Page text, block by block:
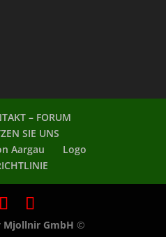
– FORUM
SIE UNS
Aargau
Logo
Mjollnir GmbH ©